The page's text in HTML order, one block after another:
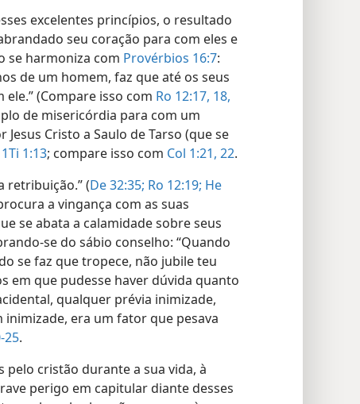
excelentes princípios, o resultado
seu coração para com eles e
se harmoniza com Provérbios 16:7:
de um homem, faz que até os seus
(Compare isso com Ro 12:17, 18,
de misericórdia para com um
Cristo a Saulo de Tarso (que se
1Ti 1:13; compare isso com Col 1:21, 22.
retribuição.” (De 32:35; Ro 12:19; He
a vingança com as suas
se abata a calamidade sobre seus
se do sábio conselho: “Quando
se faz que tropece, não jubile teu
em que pudesse haver dúvida quanto
qualquer prévia inimizade,
era um fator que pesava
25.
pelo cristão durante a sua vida, à
perigo em capitular diante desses